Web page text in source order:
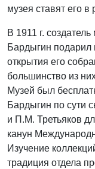
музея ставят его в
В 1911 г.
Бардыгин подарил
открытия его
большинство из
Музей был
Бардыгин по сути
и П.М. Третьяков
канун
Изучение
традиция отдела